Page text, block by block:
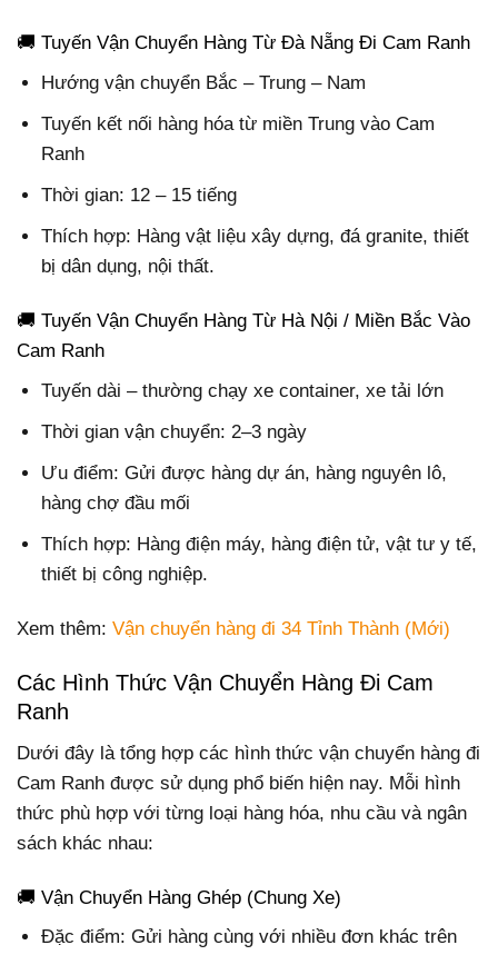
🚚 Tuyến Vận Chuyển Hàng Từ Đà Nẵng Đi Cam Ranh
Hướng vận chuyển Bắc – Trung – Nam
Tuyến kết nối hàng hóa từ miền Trung vào Cam
Ranh
Thời gian: 12 – 15 tiếng
Thích hợp: Hàng vật liệu xây dựng, đá granite, thiết
bị dân dụng, nội thất.
🚚 Tuyến Vận Chuyển Hàng Từ Hà Nội / Miền Bắc Vào
Cam Ranh
Tuyến dài – thường chạy xe container, xe tải lớn
Thời gian vận chuyển: 2–3 ngày
Ưu điểm: Gửi được hàng dự án, hàng nguyên lô,
hàng chợ đầu mối
Thích hợp: Hàng điện máy, hàng điện tử, vật tư y tế,
thiết bị công nghiệp.
Xem thêm: Vận chuyển hàng đi 34 Tỉnh Thành (Mới)
Các Hình Thức Vận Chuyển Hàng Đi Cam
Ranh
Dưới đây là tổng hợp các hình thức vận chuyển hàng đi
Cam Ranh được sử dụng phổ biến hiện nay. Mỗi hình
thức phù hợp với từng loại hàng hóa, nhu cầu và ngân
sách khác nhau:
🚚 Vận Chuyển Hàng Ghép (Chung Xe)
Đặc điểm: Gửi hàng cùng với nhiều đơn khác trên